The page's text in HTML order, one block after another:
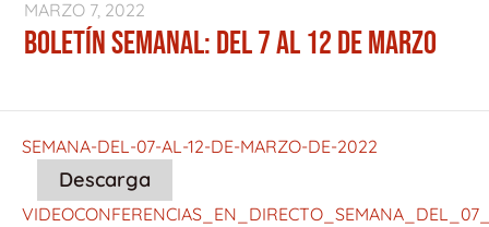
MARZO 7, 2022
BOLETÍN SEMANAL: DEL 7 AL 12 DE MARZO
SEMANA-DEL-07-AL-12-DE-MARZO-DE-2022
Descarga